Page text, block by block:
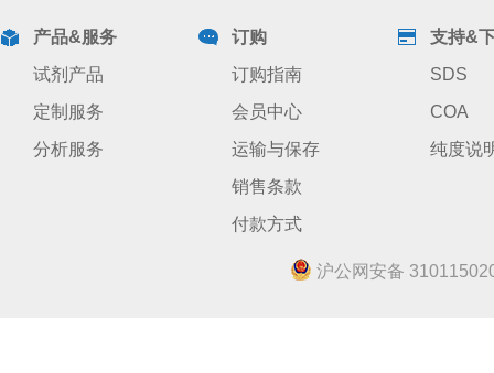
产品&服务
试剂产品
定制服务
分析服务
订购
订购指南
会员中心
运输与保存
销售条款
付款方式
支持&
SDS
COA
纯度说
沪公网安备